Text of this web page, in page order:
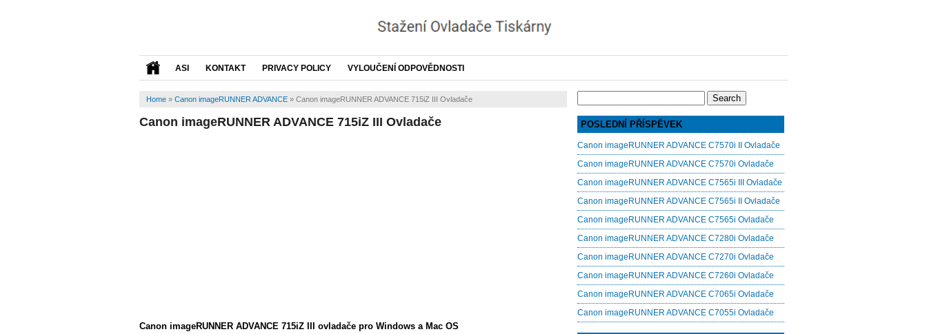
ASI KONTAKT PRIVACY POLICY VYLOUČENÍ ODPOVĚDNOSTI
Home » Canon imageRUNNER ADVANCE » Canon imageRUNNER ADVANCE 715iZ III Ovladače
Canon imageRUNNER ADVANCE 715iZ III Ovladače
Canon imageRUNNER ADVANCE 715iZ III ovladače pro Windows a Mac OS
POSLEDNÍ PŘÍSPĚVEK
Canon imageRUNNER ADVANCE C7570i II Ovladače
Canon imageRUNNER ADVANCE C7570i Ovladače
Canon imageRUNNER ADVANCE C7565i III Ovladače
Canon imageRUNNER ADVANCE C7565i II Ovladače
Canon imageRUNNER ADVANCE C7565i Ovladače
Canon imageRUNNER ADVANCE C7280i Ovladače
Canon imageRUNNER ADVANCE C7270i Ovladače
Canon imageRUNNER ADVANCE C7260i Ovladače
Canon imageRUNNER ADVANCE C7065i Ovladače
Canon imageRUNNER ADVANCE C7055i Ovladače